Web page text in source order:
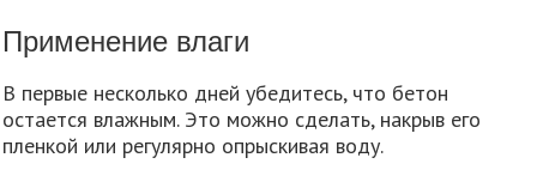
Применение влаги
В первые несколько дней убедитесь, что бетон
остается влажным. Это можно сделать, накрыв его
пленкой или регулярно опрыскивая воду.